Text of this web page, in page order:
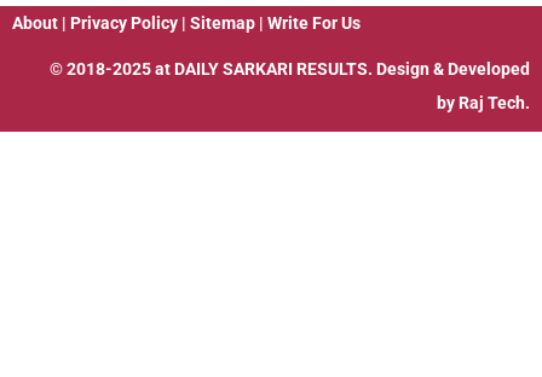
About | Privacy Policy | Sitemap | Write For Us
© 2018-2025 at DAILY SARKARI RESULTS. Design & Developed
by Raj Tech.